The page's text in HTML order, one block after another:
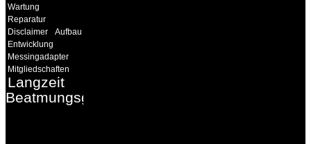
Wartung
Reparatur
Disclaimer
Aufbau
Entwicklung
Messingadapter
Mitgliedschaften
Langzeit
Beatmungsgeräte